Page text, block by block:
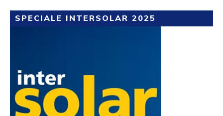
SPECIALE INTERSOLAR 2025